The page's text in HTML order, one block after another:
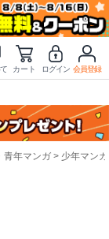
カート ログイン 会員登録
青年マンガ 少年マンガ